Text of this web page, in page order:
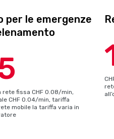
per le emergenze
rete fissa CHF 0.08/min,
CHF 0.04/min, tariffa
mobile la tariffa varia in